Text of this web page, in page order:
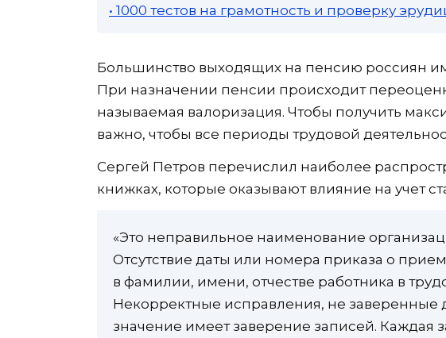
• 1000 тестов на грамотность и проверку
Большинство выходящих на пенсию россиян
При назначении пенсии происходит
называемая валоризация. Чтобы получить
важно, чтобы все периоды трудовой
Сергей Петров перечислил наиболее
книжках, которые оказывают влияние на учет
«Это неправильное наименование
Отсутствие даты или номера приказа о
в фамилии, имени, отчестве работника в
Некорректные исправления, не
значение имеет заверение записей. Каждая